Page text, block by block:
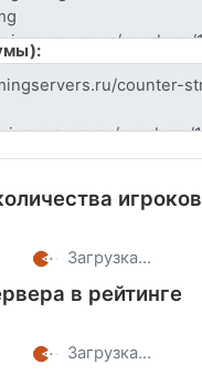
игроков
Загрузка...
в рейтинге
Загрузка...